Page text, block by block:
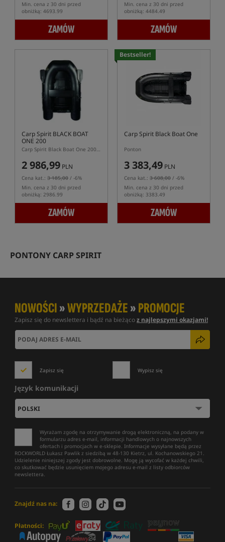
Min. cena z 30 dni przed
obniżką: 4693.99
ZAMÓW
Min. cena z 30 dni przed
obniżką: 4484.49
ZAMÓW
Carp Spirit BLACK BOAT
ONE 200
Carp Spirit Black Boat One 200 – jednoosobowy ponton karpiowy 200 cm
2 986,99 PLN
Cena kat.: 3 185,00 / -6%
Min. cena z 30 dni przed
obniżką: 2986.99
ZAMÓW
Bestseller!
Carp Spirit Black Boat One
Ponton
3 383,49 PLN
Cena kat.: 3 608,00 / -6%
Min. cena z 30 dni przed
obniżką: 3383.49
ZAMÓW
PONTONY CARP SPIRIT
NOWOŚCI»WYPRZEDAŻE»PROMOCJE
Zapisz się do newslettera i bądź na bieżącoz najlepszymi okazjami!
Zapisz się Wypisz się
Język komunikacji
Wyrażam zgodę na otrzymywanie drogą elektroniczną, na podany w
formularzu adres e-mail, informacji handlowych o najnowszych
ofertach i promocjach w e-sklepie. Informacje wysyłane będą przez
ROCKWORLD Łukasz Pawlik z siedzibą w 48-130 Kietrz, ul. Kochanowskiego 21.
Udzielenie niniejszej zgody jest dobrowolne. Mogę ją wycofać w każdej chwili,
co skutkować będzie usunięciem mojego adresu e-mail z listy odbiorców
newslettera.
Znajdź nas na:
Płatności: